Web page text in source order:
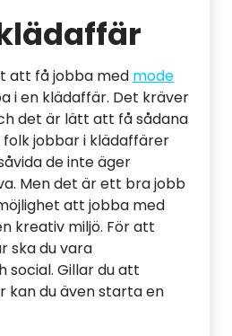
att få jobba med mode
i en klädaffär. Det kräver
det är lätt att få sådana
folk jobbar i klädaffärer
de inte äger
Men det är ett bra jobb
att jobba med
kreativ miljö. För att
ska du vara
social. Gillar du att
kan du även starta en